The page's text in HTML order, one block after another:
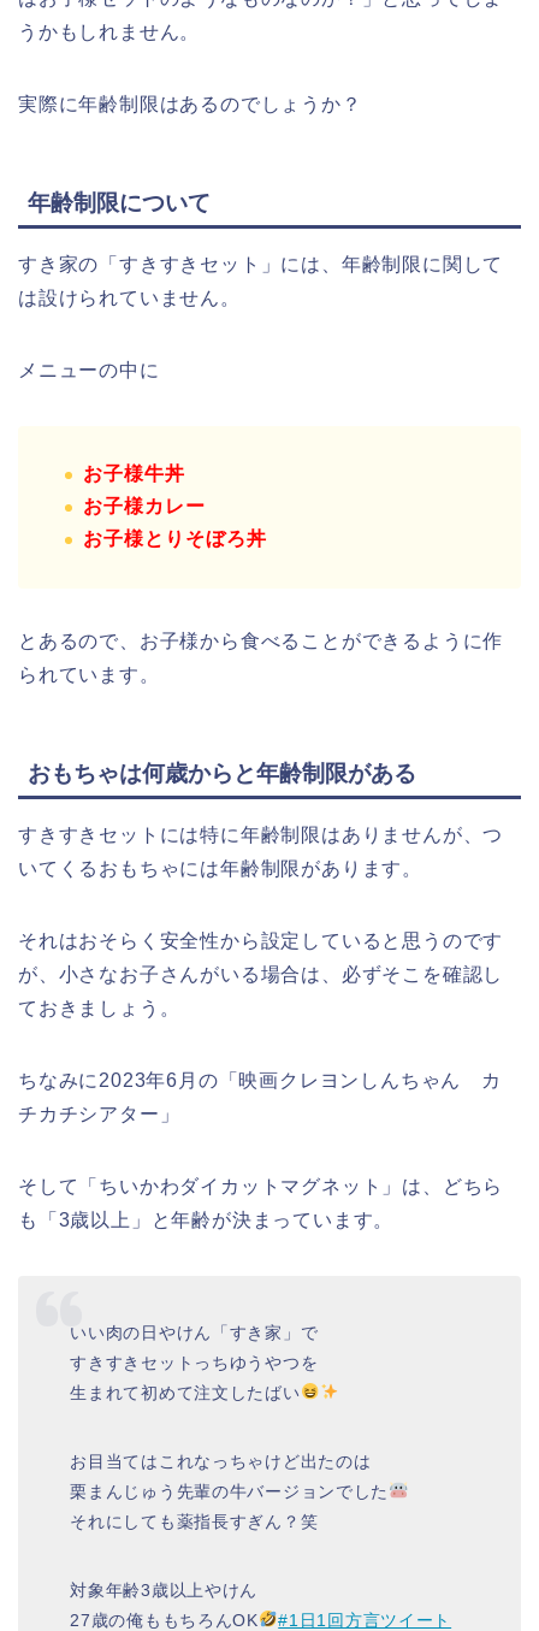
うかもしれません。
実際に年齢制限はあるのでしょうか？
年齢制限について
すき家の「すきすきセット」には、年齢制限に関して
は設けられていません。
メニューの中に
お子様牛丼
お子様カレー
お子様とりそぼろ丼
とあるので、お子様から食べることができるように作
られています。
おもちゃは何歳からと年齢制限がある
すきすきセットには特に年齢制限はありませんが、つ
いてくるおもちゃには年齢制限があります。
それはおそらく安全性から設定していると思うのです
が、小さなお子さんがいる場合は、必ずそこを確認し
ておきましょう。
ちなみに2023年6月の「映画クレヨンしんちゃん カ
チカチシアター」
そして「ちいかわダイカットマグネット」は、どちら
も「3歳以上」と年齢が決まっています。
いい肉の日やけん「すき家」で
すきすきセットっちゆうやつを
生まれて初めて注文したばい
お目当てはこれなっちゃけど出たのは
栗まんじゅう先輩の牛バージョンでした
それにしても薬指長すぎん？笑
対象年齢3歳以上やけん
27歳の俺ももちろんOK
#1日1回方言ツイート